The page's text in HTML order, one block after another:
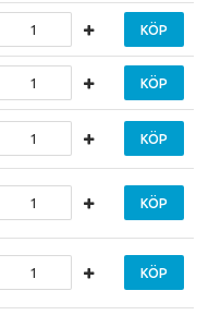
KÖP
KÖP
KÖP
KÖP
KÖP